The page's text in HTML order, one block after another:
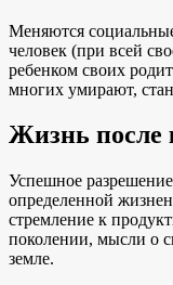
Меняются
человек (при всей
ребенком своих
многих умирают,
Жизнь после
Успешное разрешение
определенной
стремление к
поколении, мысли о
земле.